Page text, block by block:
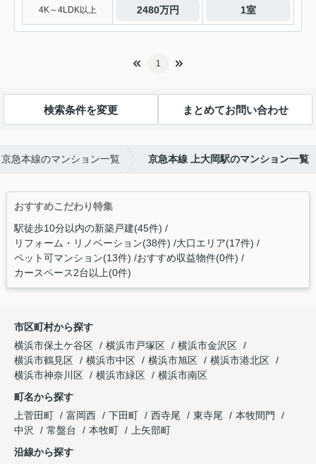
4K～4LDK以上 2480万円 1室
1
検索条件を変更 まとめてお問い合わせ
京急本線のマンション一覧 京急本線 上大岡駅のマンション一覧
おすすめこだわり特集
駅徒歩10分以内の新築戸建(45件)
リフォーム・リノベーション(38件) 大口エリア(17件)
ペット可マンション(13件) おすすめ収益物件(0件)
カースペース2台以上(0件)
市区町村から探す
横浜市保土ケ谷区
横浜市戸塚区
横浜市金沢区
横浜市鶴見区
横浜市中区 横浜市旭区
横浜市港北区
横浜市神奈川区
横浜市緑区
横浜市南区
町名から探す
上菅田町
富岡西 下田町 西寺尾 東寺尾
本牧間門
中沢
常盤台 本牧町
上矢部町
沿線から探す